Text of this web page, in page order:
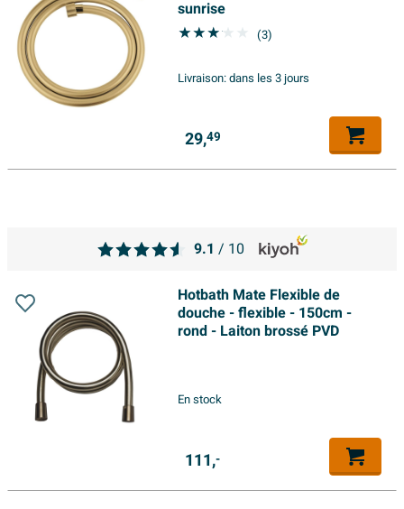
sunrise
(3)
Livraison:dans les 3 jours
29,49
Hotbath Mate Flexible de
douche - flexible - 150cm -
rond - Laiton brossé PVD
En stock
111,-
9.1 / 10